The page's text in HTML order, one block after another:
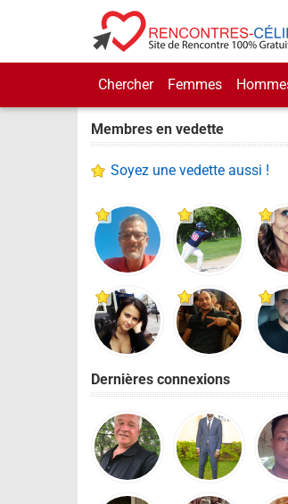
Chercher Femmes
Membres en vedette
Soyez une vedette aussi !
Dernières connexions